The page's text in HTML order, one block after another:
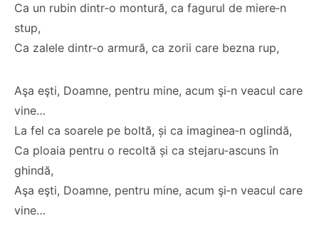
Ca un rubin dintr‑o montură, ca fagurul de miere‑n
stup,
Ca zalele dintr‑o armură, ca zorii care bezna rup,
Aşa eşti, Doamne, pentru mine, acum şi‑n veacul care
vine…
La fel ca soarele pe boltă, și ca imaginea‑n oglindă,
Ca ploaia pentru o recoltă și ca stejaru‑ascuns în
ghindă,
Aşa eşti, Doamne, pentru mine, acum şi‑n veacul care
vine…